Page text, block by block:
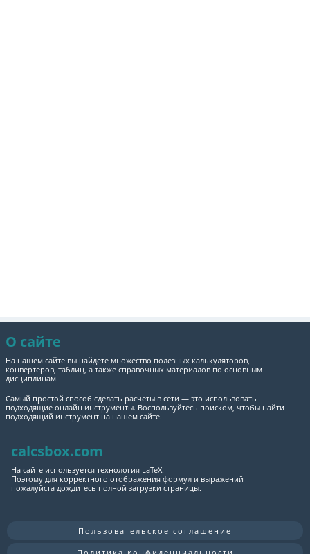
О сайте
На нашем сайте вы найдете множество полезных калькуляторов,
конвертеров, таблиц, а также справочных материалов по основным
дисциплинам.
Самый простой способ сделать расчеты в сети — это использовать
подходящие онлайн инструменты. Воспользуйтесь поиском, чтобы найти
подходящий инструмент на нашем сайте.
calcsbox.com
На сайте используется технология LaTeX.
Поэтому для корректного отображения формул и выражений
пожалуйста дождитесь полной загрузки страницы.
Пользовательское соглашение